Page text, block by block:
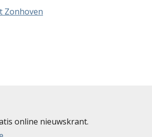
Zonhoven
online nieuwskrant.